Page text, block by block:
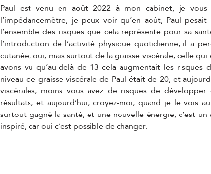
Paul est venu en août 2022 à mon cabinet, je vous
l’impédancemètre, je peux voir qu’en août, Paul
l’ensemble des risques que cela représente pour sa
l’introduction de l’activité physique quotidienne, il a
cutanée, oui, mais surtout de la graisse viscérale, celle
avons vu qu’au-delà de 13 cela augmentait les risques
niveau de graisse viscérale de Paul était de 20, et
viscérales, moins vous avez de risques de
résultats, et aujourd’hui, croyez-moi, quand je le vois
surtout gagné la santé, et une nouvelle énergie, c’est
inspiré, car oui c’est possible de changer.